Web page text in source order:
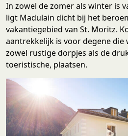
In zowel de zomer als winter is
ligt Madulain dicht bij het
vakantiegebied van St. Moritz.
aantrekkelijk is voor degene die
zowel rustige dorpjes als de
toeristische, plaatsen.